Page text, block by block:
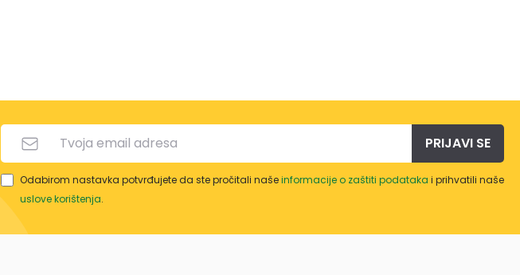
PRIJAVI SE
Odabirom nastavka potvrđujete da ste pročitali našeinformacije o zaštiti podataka i prihvatili naše
uslove korištenja.